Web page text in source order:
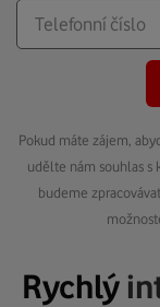
Pokud máte zájem,
udělte nám souhlas
budeme
Rychlý